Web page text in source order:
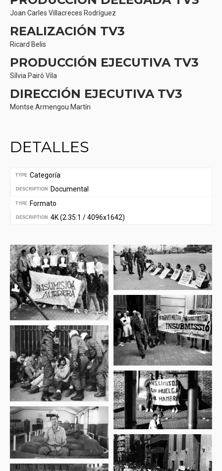
Joan Carles Villacreces Rodríguez
REALIZACIÓN TV3
Ricard Belis
PRODUCCIÓN EJECUTIVA TV3
Sílvia Pairó Vila
DIRECCIÓN EJECUTIVA TV3
Montse Armengou Martín
DETALLES
TYPE Categoría
DESCRIPTION Documental
TYPE Formato
DESCRIPTION 4K (2.35:1 / 4096x1642)